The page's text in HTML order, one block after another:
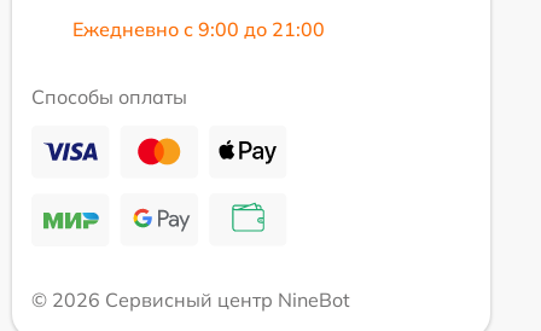
Ежедневно с 9:00 до 21:00
Способы оплаты
© 2026 Сервисный центр NineBot